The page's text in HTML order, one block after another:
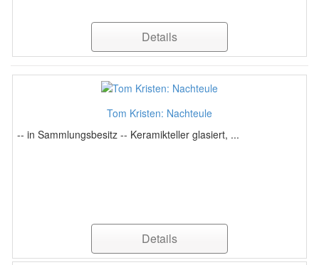
Details
Tom Kristen: Nachteule
-- in Sammlungsbesitz -- Keramikteller glasiert, ...
Details